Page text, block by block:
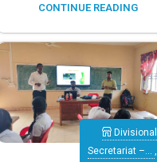
CONTINUE READING
Divisional
Secretariat –… ,